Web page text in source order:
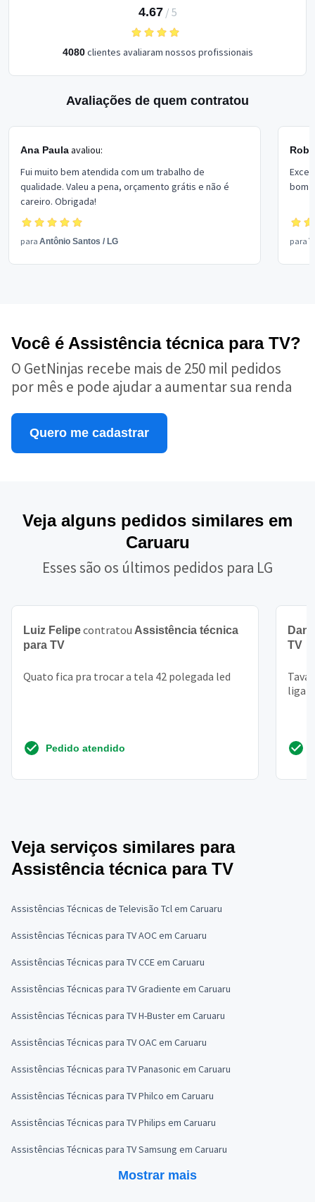
4.67/ 5
4080clientes avaliaram nossos profissionais
Avaliações de quem contratou
Ana Paulaavaliou:
Fui muito bem atendida com um trabalho de
qualidade. Valeu a pena, orçamento grátis e não é
careiro. Obrigada!
para Antônio Santos / LG
bom
para
Você é Assistência técnica para TV?
O GetNinjas recebe mais de 250 mil pedidos
por mês e pode ajudar a aumentar sua renda
Quero me cadastrar
Veja alguns pedidos similares em
Caruaru
Esses são os últimos pedidos para LG
Luiz Felipecontratou Assistência técnica
para TV
Quato fica pra trocar a tela 42 polegada led
Pedido atendido
TV
Tava
liga
Veja serviços similares para
Assistência técnica para TV
Assistências Técnicas de Televisão Tcl em Caruaru
Assistências Técnicas para TV AOC em Caruaru
Assistências Técnicas para TV CCE em Caruaru
Assistências Técnicas para TV Gradiente em Caruaru
Assistências Técnicas para TV H-Buster em Caruaru
Assistências Técnicas para TV OAC em Caruaru
Assistências Técnicas para TV Panasonic em Caruaru
Assistências Técnicas para TV Philco em Caruaru
Assistências Técnicas para TV Philips em Caruaru
Assistências Técnicas para TV Samsung em Caruaru
Mostrar mais